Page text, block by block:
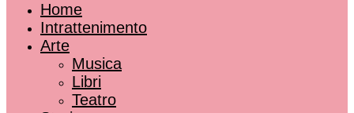
Home
Intrattenimento
Arte
Musica
Libri
Teatro